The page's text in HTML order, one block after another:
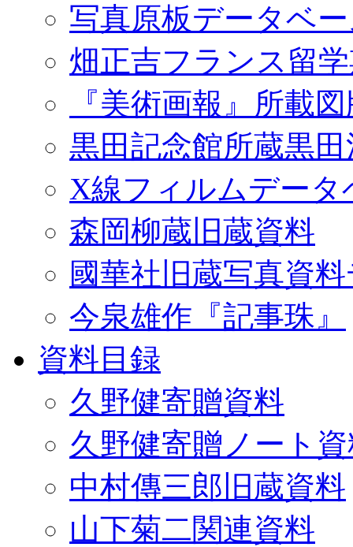
写真原板データベ
畑正吉フランス留
『美術画報』所載
黒田記念館所蔵黒
X線フィルムデータ
森岡柳蔵旧蔵資料
國華社旧蔵写真資
今泉雄作『記事珠』
資料目録
久野健寄贈資料
久野健寄贈ノート
中村傳三郎旧蔵資料
山下菊二関連資料